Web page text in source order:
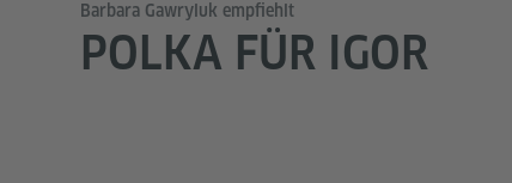
Barbara Gawryluk empfiehlt
POLKA FÜR IGOR